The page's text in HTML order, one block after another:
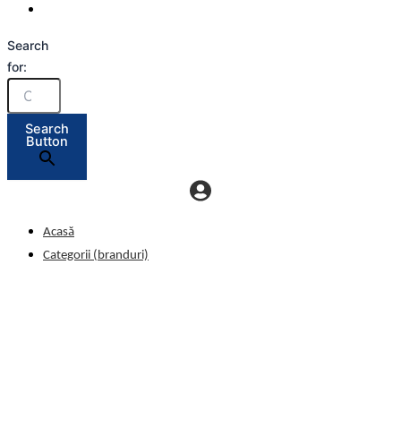
Search
for:
Search
Button
Acasă
Categorii (branduri)